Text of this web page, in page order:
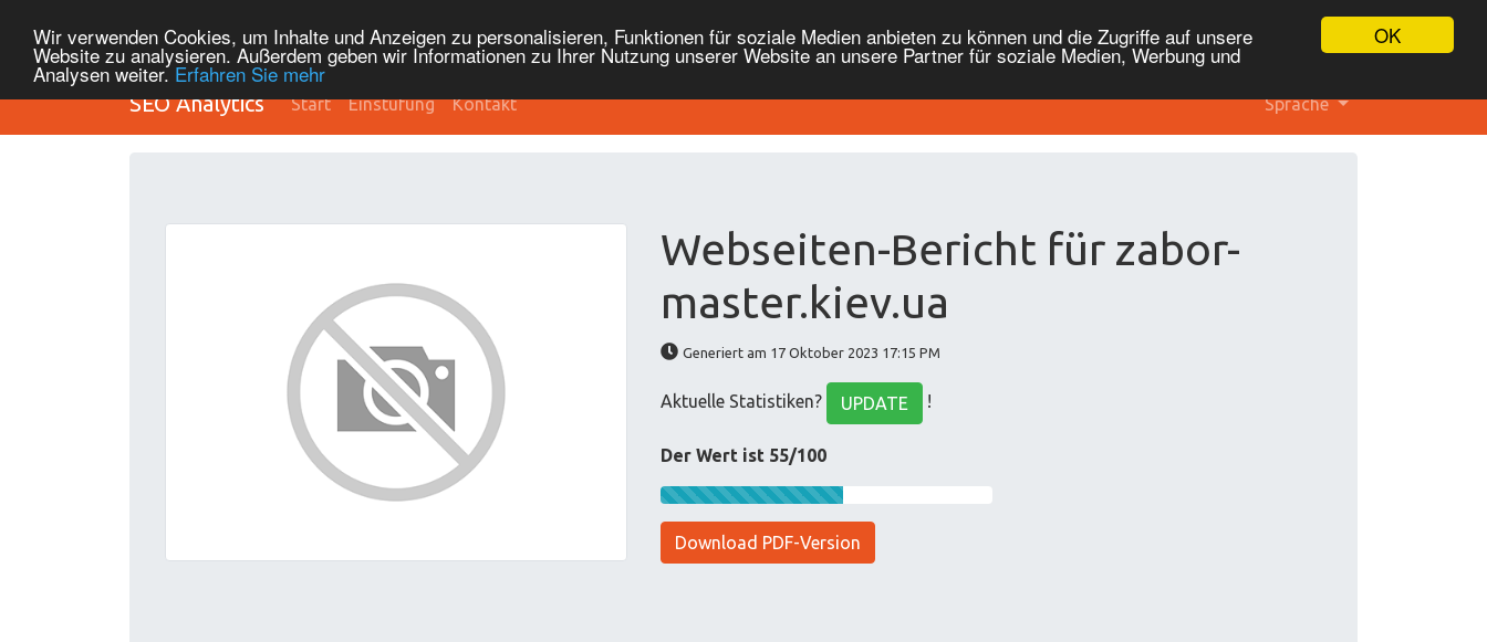
OK
Wir verwenden Cookies, um Inhalte und Anzeigen zu personalisieren, Funktionen für soziale Medien anbieten zu können und die Zugriffe auf unsere
Website zu analysieren. Außerdem geben wir Informationen zu Ihrer Nutzung unserer Website an unsere Partner für soziale Medien, Werbung und
Analysen weiter. Erfahren Sie mehr
SEO Analytics Start Einstufung Kontakt Sprache
Webseiten-Bericht für zabor-
master.kiev.ua
Generiert am 17 Oktober 2023 17:15 PM
Aktuelle Statistiken? UPDATE !
Der Wert ist 55/100
Download PDF-Version